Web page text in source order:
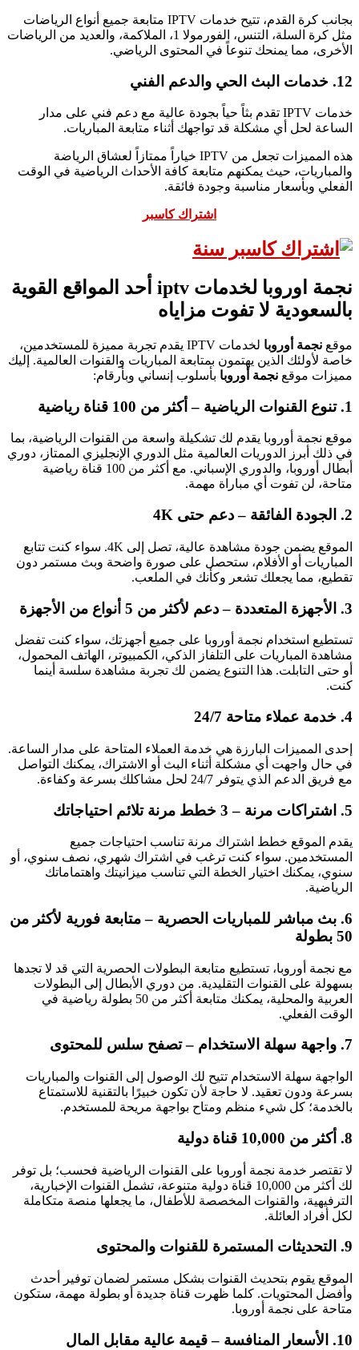
بجانب كرة القدم، تتيح خدمات IPTV متابعة جميع أنواع الرياضات
مثل كرة السلة، التنس، الفورمولا 1، الملاكمة، والعديد من الرياضات
الأخرى، مما يمنحك تنوعاً في المحتوى الرياضي.
12. خدمات البث الحي والدعم الفني
خدمات IPTV تقدم بثاً حياً بجودة عالية مع دعم فني على مدار
الساعة لحل أي مشكلة قد تواجهك أثناء متابعة المباريات.
هذه المميزات تجعل من IPTV خياراً ممتازاً لعشاق الرياضة
والمباريات، حيث يمكنهم متابعة كافة الأحداث الرياضية في الوقت
الفعلي وبأسعار مناسبة وجودة فائقة.
اشتراك كاسبر
نجمة اوروبا لخدمات iptv أحد المواقع القوية
بالسعودية لا تفوت مزاياه
موقع نجمة أوروبا
لخدمات IPTV يقدم تجربة مميزة للمستخدمين،
خاصة لأولئك الذين يهتمون بمتابعة المباريات والقنوات العالمية. إليك
مميزات موقع نجمة أوروبا بأسلوب إنساني وبأرقام:
1. تنوع القنوات الرياضية – أكثر من 100 قناة رياضية
موقع نجمة أوروبا يقدم لك تشكيلة واسعة من القنوات الرياضية، بما
في ذلك أبرز الدوريات العالمية مثل الدوري الإنجليزي الممتاز، دوري
أبطال أوروبا، والدوري الإسباني. مع أكثر من 100 قناة رياضية
متاحة، لن تفوت أي مباراة مهمة.
2. الجودة الفائقة – دعم حتى 4K
الموقع يضمن جودة مشاهدة عالية، تصل إلى 4K. سواء كنت تتابع
المباريات أو الأفلام، ستحصل على صورة واضحة وبث مستمر دون
تقطيع، مما يجعلك تشعر وكأنك في الملعب.
3. الأجهزة المتعددة – دعم لأكثر من 5 أنواع من الأجهزة
تستطيع استخدام نجمة أوروبا على جميع أجهزتك، سواء كنت تفضل
مشاهدة المباريات على التلفاز الذكي، الكمبيوتر، الهاتف المحمول،
أو حتى التابلت. هذا التنوع يضمن لك تجربة مشاهدة سلسة أينما
كنت.
4. خدمة عملاء متاحة 24/7
إحدى المميزات البارزة هي خدمة العملاء المتاحة على مدار الساعة.
في حال واجهت أي مشكلة أثناء البث أو الاشتراك، يمكنك التواصل
مع فريق الدعم الذي يتوفر 24/7 لحل مشاكلك بسرعة وكفاءة.
5. اشتراكات مرنة – 3 خطط مرنة تلائم احتياجاتك
يقدم الموقع خطط اشتراك مرنة تناسب احتياجات جميع
المستخدمين. سواء كنت ترغب في اشتراك شهري، نصف سنوي، أو
سنوي، يمكنك اختيار الخطة التي تناسب ميزانيتك واهتماماتك
الرياضية.
6. بث مباشر للمباريات الحصرية – متابعة فورية لأكثر من
50 بطولة
مع نجمة أوروبا، تستطيع متابعة البطولات الحصرية التي قد لا تجدها
بسهولة على القنوات التقليدية. من دوري الأبطال إلى البطولات
العربية والمحلية، يمكنك متابعة أكثر من 50 بطولة رياضية في
الوقت الفعلي.
7. واجهة سهلة الاستخدام – تصفح سلس للمحتوى
الواجهة سهلة الاستخدام تتيح لك الوصول إلى القنوات والمباريات
بسرعة ودون تعقيد. لا حاجة لأن تكون خبيرًا بالتقنية للاستمتاع
بالخدمة؛ كل شيء منظم ومتاح بواجهة مريحة للمستخدم.
8. أكثر من 10,000 قناة دولية
لا تقتصر خدمة نجمة أوروبا على القنوات الرياضية فحسب؛ بل توفر
لك أكثر من 10,000 قناة دولية متنوعة، تشمل القنوات الإخبارية،
الترفيهية، والقنوات المخصصة للأطفال، ما يجعلها منصة متكاملة
لكل أفراد العائلة.
9. التحديثات المستمرة للقنوات والمحتوى
الموقع يقوم بتحديث القنوات بشكل مستمر لضمان توفير أحدث
وأفضل المحتويات. كلما ظهرت قناة جديدة أو بطولة مهمة، ستكون
متاحة على نجمة أوروبا.
10. الأسعار المنافسة – قيمة عالية مقابل المال